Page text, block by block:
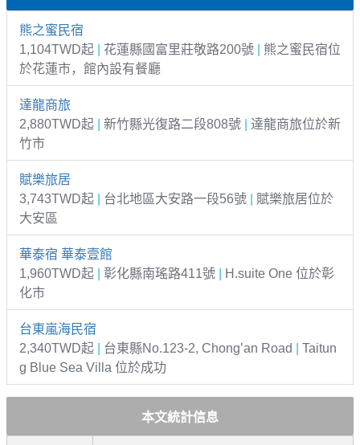
熊之蜜民宿
1,104TWD起
花蓮縣國富里莊敬路200號
熊之蜜民宿位
於花蓮市，館內設有餐廳
達龍商旅
2,880TWD起
新竹縣光復路二段808號
達龍商旅位於新
竹市
賦樂旅居
3,743TWD起
台北地區大安路一段56號
賦樂旅居位於
大安區
華泰宿 華泰壹館
1,960TWD起
彰化縣南瑤路411號
H.suite One 位於彰
化市
台東嵐海民宿
2,340TWD起
台東縣No.123-2, Chong’an Road
Taitun
g Blue Sea Villa 位於成功
本文統計信息